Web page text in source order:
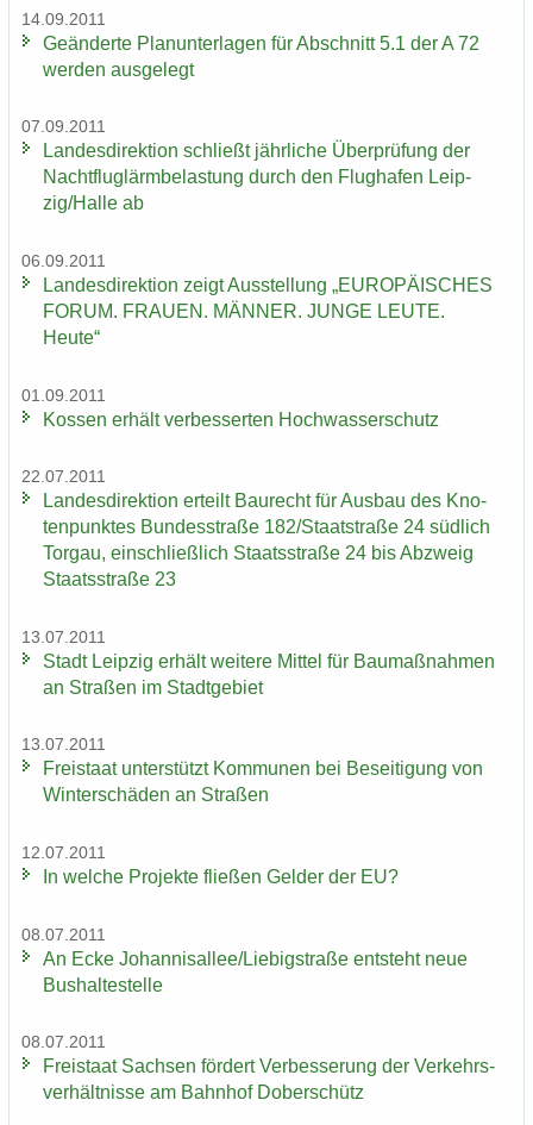
14.09.2011
Ge­än­der­te Plan­un­ter­la­gen für Ab­schnitt 5.1 der A 72
wer­den aus­ge­legt
07.09.2011
Lan­des­di­rek­ti­on schließt jähr­li­che Über­prü­fung der
Nacht­flug­lärm­be­las­tung durch den Flug­ha­fen Leip­
zig/Halle ab
06.09.2011
Lan­des­di­rek­ti­on zeigt Aus­stel­lung „EU­RO­PÄI­SCHES
FORUM. FRAU­EN. MÄN­NER. JUNGE LEUTE.
Heute“
01.09.2011
Kos­sen er­hält ver­bes­ser­ten Hoch­was­ser­schutz
22.07.2011
Lan­des­di­rek­ti­on er­teilt Bau­recht für Aus­bau des Kno­
ten­punk­tes Bun­des­stra­ße 182/Staat­stra­ße 24 süd­lich
Tor­gau, ein­schließ­lich Staats­stra­ße 24 bis Ab­zweig
Staats­stra­ße 23
13.07.2011
Stadt Leip­zig er­hält wei­te­re Mit­tel für Bau­maß­nah­men
an Stra­ßen im Stadt­ge­biet
13.07.2011
Frei­staat un­ter­stützt Kom­mu­nen bei Be­sei­ti­gung von
Win­ter­schä­den an Stra­ßen
12.07.2011
In wel­che Pro­jek­te flie­ßen Gel­der der EU?
08.07.2011
An Ecke Jo­han­ni­s­al­lee/Lie­big­stra­ße ent­steht neue
Bus­hal­te­stel­le
08.07.2011
Frei­staat Sach­sen för­dert Ver­bes­se­rung der Ver­kehrs­
ver­hält­nis­se am Bahn­hof Do­ber­schütz